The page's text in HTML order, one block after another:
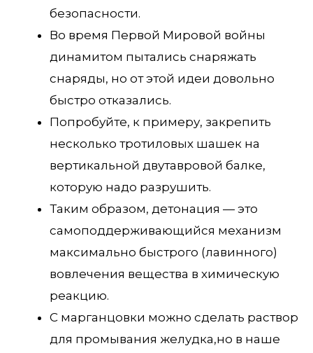
безопасности.
Во время Первой Мировой войны
динамитом пытались снаряжать
снаряды, но от этой идеи довольно
быстро отказались.
Попробуйте, к примеру, закрепить
несколько тротиловых шашек на
вертикальной двутавровой балке,
которую надо разрушить.
Таким образом, детонация — это
самоподдерживающийся механизм
максимально быстрого (лавинного)
вовлечения вещества в химическую
реакцию.
С марганцовки можно сделать раствор
для промывания желудка,но в наше